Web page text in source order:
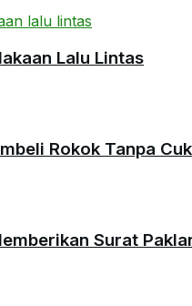
Lalu Lintas
Rokok Tanpa
Surat